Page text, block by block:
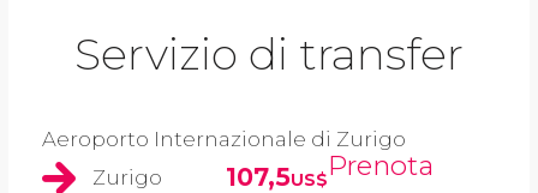
Servizio di transfer
Aeroporto Internazionale di Zurigo
Zurigo
107,5US$Prenota